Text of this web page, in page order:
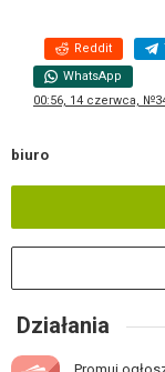
Reddit
WhatsApp
00:56, 14 czerwca,
biuro
Działania